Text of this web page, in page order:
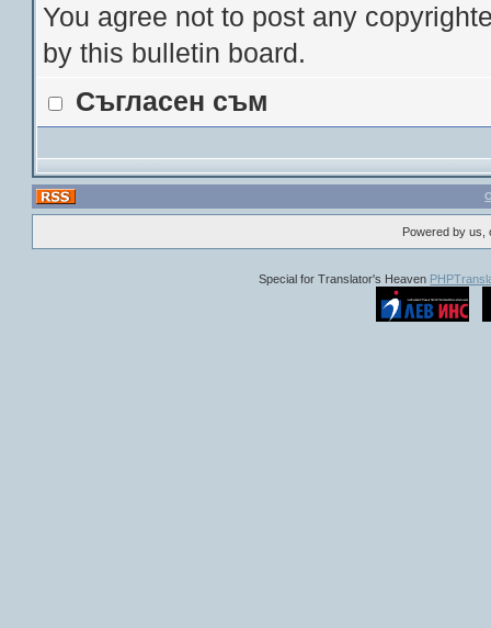
You agree not to post any
by this bulletin board.
Съгласен съм
Powered by us,
Special for Translator's Heaven